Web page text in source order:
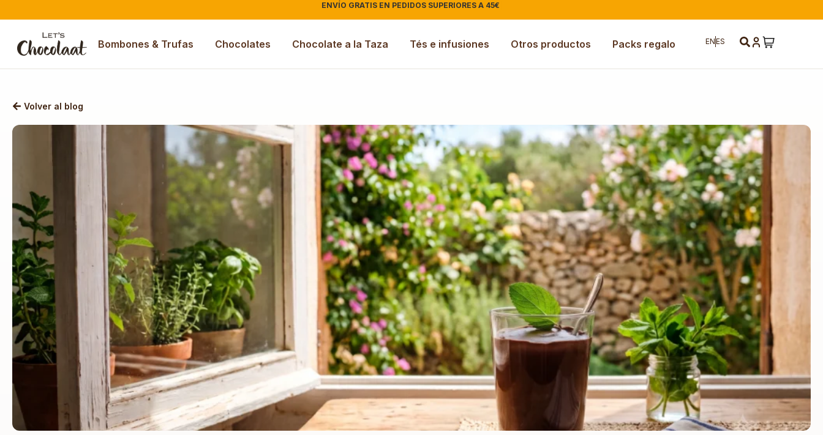
ENVÍO GRATIS EN PEDIDOS SUPERIORES A 45€
Bombones & Trufas Chocolates Chocolate a la Taza Tés e infusiones Otros productos Packs regalo ENES
Volver al blog